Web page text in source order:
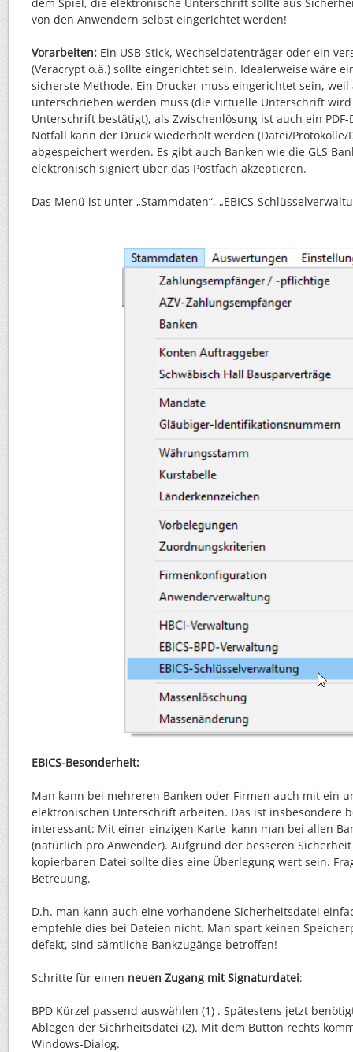
von den Anwendern selbst eingerichtet werden!
Vorarbeiten: Ein USB-Stick, Wechseldatenträger oder ein
(Veracrypt o.ä.) sollte eingerichtet sein. Idealerweise wäre
sicherste Methode. Ein Drucker muss eingerichtet sein, weil
unterschrieben werden muss (die virtuelle Unterschrift wird
Unterschrift bestätigt), als Zwischenlösung ist auch ein
Notfall kann der Druck wiederholt werden (Datei/
abgespeichert werden. Es gibt auch Banken wie die GLS
elektronisch signiert über das Postfach akzeptieren.
Das Menü ist unter „Stammdaten“, „EBICS-
EBICS-Besonderheit:
Man kann bei mehreren Banken oder Firmen auch mit ein
elektronischen Unterschrift arbeiten. Das ist insbesondere
interessant: Mit einer einzigen Karte kann man bei allen
(natürlich pro Anwender). Aufgrund der besseren
kopierbaren Datei sollte dies eine Überlegung wert sein.
Betreuung.
D.h. man kann auch eine vorhandene Sicherheitsdatei
empfehle dies bei Dateien nicht. Man spart keinen
defekt, sind sämtliche Bankzugänge betroffen!
Schritte für einen neuen Zugang mit Signaturdatei:
BPD Kürzel passend auswählen (1) . Spätestens jetzt
Ablegen der Sichrheitsdatei (2). Mit dem Button rechts
Windows-Dialog.